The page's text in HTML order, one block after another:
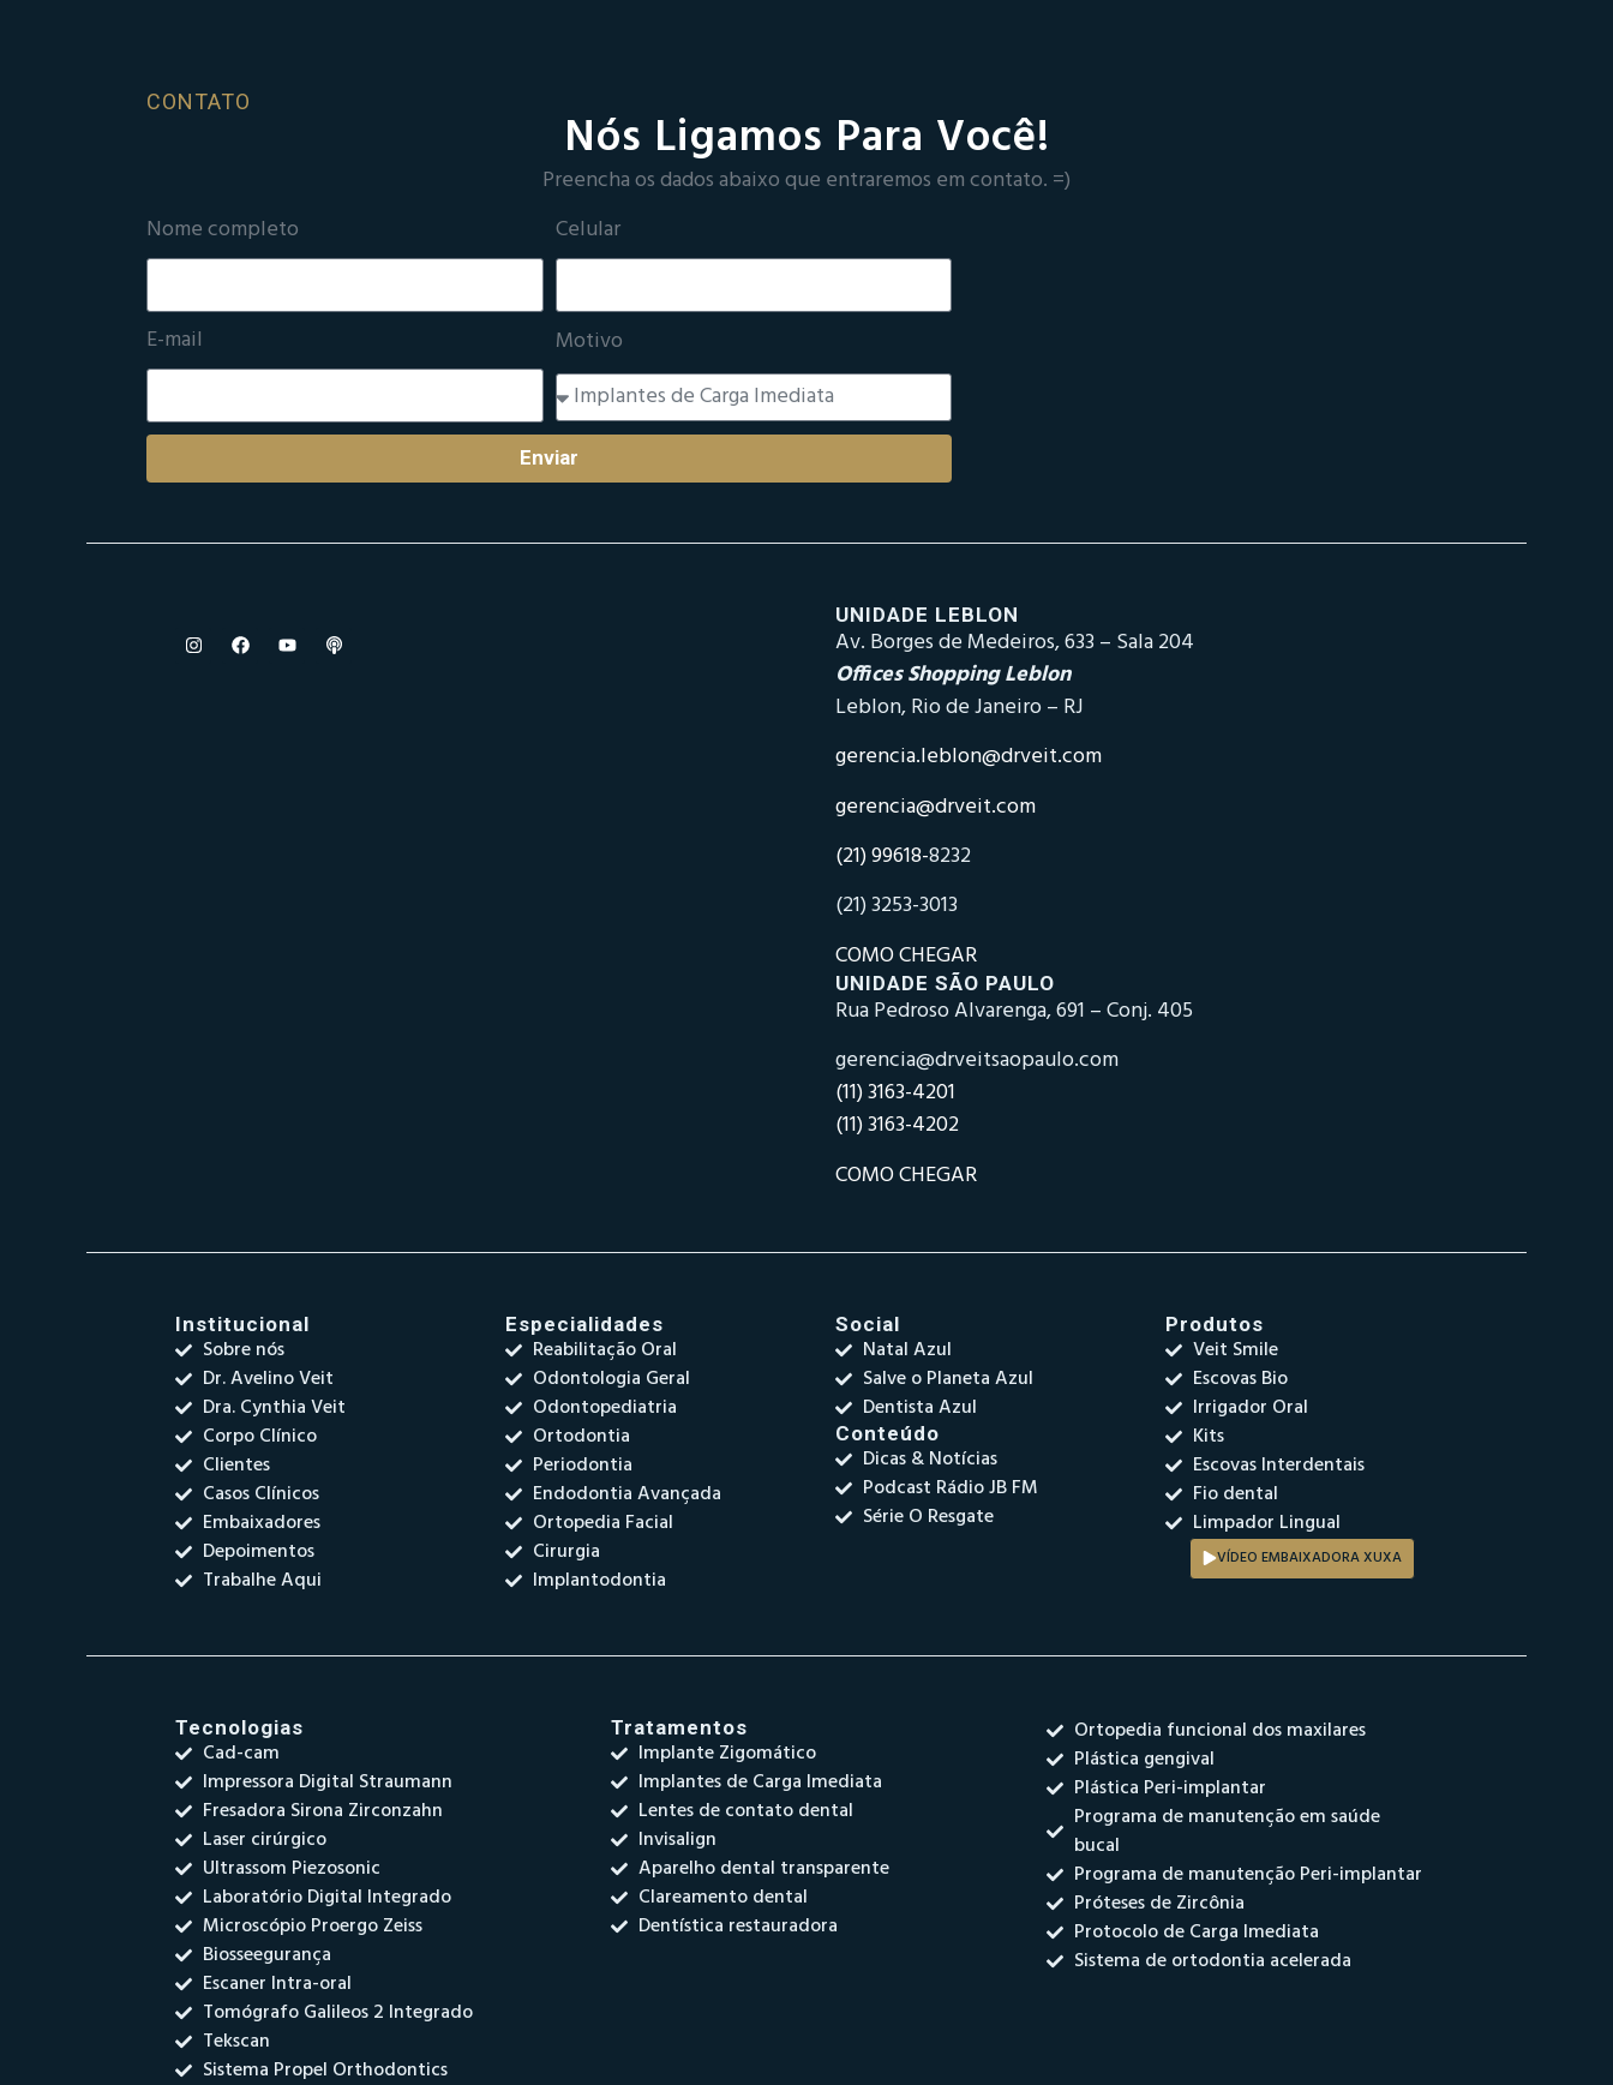
CONTATO
Nós Ligamos Para Você!
Preencha os dados abaixo que entraremos em contato. =)
Nome completo
Celular
E-mail Motivo
Enviar
UNIDADE LEBLON
Av. Borges de Medeiros, 633 – Sala 204
Offices Shopping Leblon
Leblon, Rio de Janeiro – RJ
gerencia.leblon@drveit.com
gerencia@drveit.com
(21) 99618-8232
(21) 3253-3013
COMO CHEGAR
UNIDADE SÃO PAULO
Rua Pedroso Alvarenga, 691 – Conj. 405
gerencia@drveitsaopaulo.com
(11) 3163-4201
(11) 3163-4202
COMO CHEGAR
Institucional
Sobre nós
Dr. Avelino Veit
Dra. Cynthia Veit
Corpo Clínico
Clientes
Casos Clínicos
Embaixadores
Depoimentos
Trabalhe Aqui
Especialidades
Reabilitação Oral
Odontologia Geral
Odontopediatria
Ortodontia
Periodontia
Endodontia Avançada
Ortopedia Facial
Cirurgia
Implantodontia
Social
Natal Azul
Salve o Planeta Azul
Dentista Azul
Conteúdo
Dicas & Notícias
Podcast Rádio JB FM
Série O Resgate
Produtos
Veit Smile
Escovas Bio
Irrigador Oral
Kits
Escovas Interdentais
Fio dental
Limpador Lingual
VÍDEO EMBAIXADORA XUXA
Tecnologias
Cad-cam
Impressora Digital Straumann
Fresadora Sirona Zirconzahn
Laser cirúrgico
Ultrassom Piezosonic
Laboratório Digital Integrado
Microscópio Proergo Zeiss
Biosseegurança
Escaner Intra-oral
Tomógrafo Galileos 2 Integrado
Tekscan
Sistema Propel Orthodontics
Tratamentos
Implante Zigomático
Implantes de Carga Imediata
Lentes de contato dental
Invisalign
Aparelho dental transparente
Clareamento dental
Dentística restauradora
Ortopedia funcional dos maxilares
Plástica gengival
Plástica Peri-implantar
Programa de manutenção em saúde
bucal
Programa de manutenção Peri-implantar
Próteses de Zircônia
Protocolo de Carga Imediata
Sistema de ortodontia acelerada